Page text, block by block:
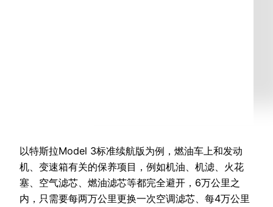
以特斯拉Model 3标准续航版为例，燃油车上和发动
机、变速箱有关的保养项目，例如机油、机滤、火花
塞、空气滤芯、燃油滤芯等都完全避开，6万公里之
内，只需要每两万公里更换一次空调滤芯、每4万公里